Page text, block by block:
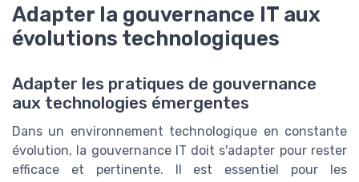
Adapter la gouvernance IT aux
évolutions technologiques
Adapter les pratiques de gouvernance
aux technologies émergentes
Dans un environnement technologique en constante
évolution, la gouvernance IT doit s'adapter pour rester
efficace et pertinente. Il est essentiel pour les